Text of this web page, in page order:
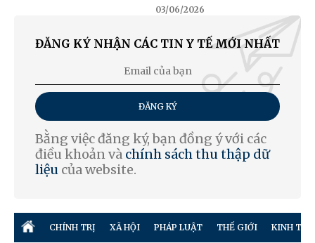
03/06/2026
ĐĂNG KÝ NHẬN CÁC TIN Y TẾ MỚI NHẤT
ĐĂNG KÝ
Bằng việc đăng ký, bạn đồng ý với các
điều khoản và chính sách thu thập dữ
liệu của website.
CHÍNH TRỊ XÃ HỘI PHÁP LUẬT THẾ GIỚI KINH TẾ